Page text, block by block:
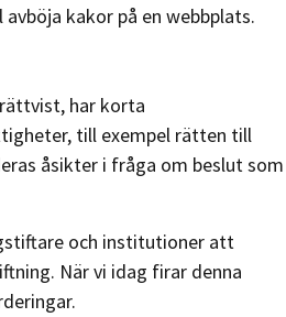
kakor på en webbplats.
har korta
till exempel rätten till
åsikter i fråga om beslut som
och institutioner att
När vi idag firar denna